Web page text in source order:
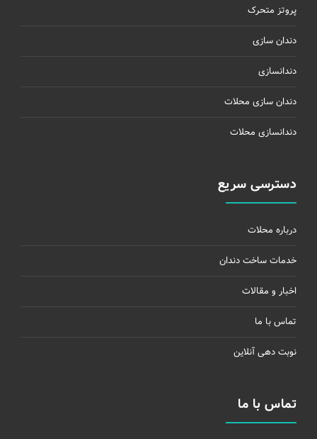
پروتز متحرک
دندان سازی
دندانسازی
دندان سازی محلات
دندانسازی محلات
دسترسی سریع
درباره محلات
خدمات ساخت دندان
اخبار و مقالات
تماس با ما
نوبت دهی آنلاین
تماس با ما